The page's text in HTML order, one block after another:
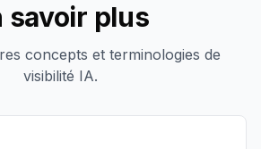
savoir plus
concepts et terminologies de
visibilité IA.